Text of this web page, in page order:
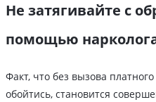
Не затягивайте с
помощью
Факт, что без вызова
обойтись, становится